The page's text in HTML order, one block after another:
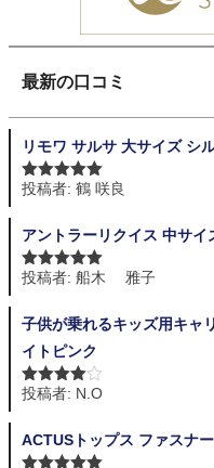
最新の口コミ
リモワ サルサ 大サイズ シ
5段階中 5の
投稿者: 鶴 咲良
アントラーリクイス 中サイ
5段階中 5の
投稿者: 船木 雅子
子供が乗れるキッズ用キ
イトピンク
5段階中 4
投稿者: N.O
ACTUSトップス ファスナ